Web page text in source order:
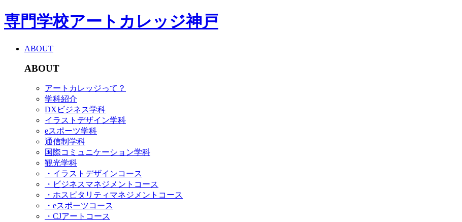
専門学校アートカレッジ神戸
ABOUT
ABOUT
アートカレッジって？
学科紹介
DXビジネス学科
イラストデザイン学科
eスポーツ学科
通信制学科
国際コミュニケーション学科
観光学科
・イラストデザインコース
・ビジネスマネジメントコース
・ホスピタリティマネジメントコース
・eスポーツコース
・CJアートコース